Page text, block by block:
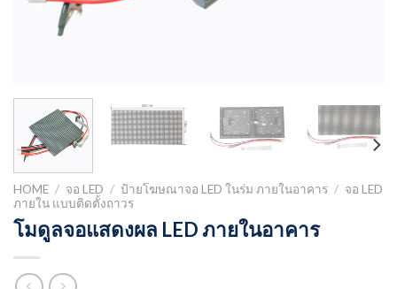
HOME / จอ LED / ป้ายโฆษณาจอ LED ในร่ม ภายในอาคาร / จอ LED
ภายใน แบบติดตั้งถาวร
โมดูลจอแสดงผล LED ภายในอาคาร